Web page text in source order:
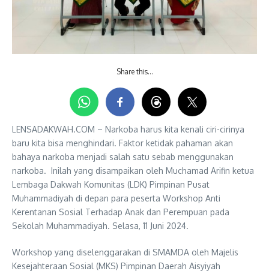
Share this…
LENSADAKWAH.COM – Narkoba harus kita kenali ciri-cirinya
baru kita bisa menghindari. Faktor ketidak pahaman akan
bahaya narkoba menjadi salah satu sebab menggunakan
narkoba. Inilah yang disampaikan oleh Muchamad Arifin ketua
Lembaga Dakwah Komunitas (LDK) Pimpinan Pusat
Muhammadiyah di depan para peserta Workshop Anti
Kerentanan Sosial Terhadap Anak dan Perempuan pada
Sekolah Muhammadiyah. Selasa, 11 Juni 2024.
Workshop yang diselenggarakan di SMAMDA oleh Majelis
Kesejahteraan Sosial (MKS) Pimpinan Daerah Aisyiyah